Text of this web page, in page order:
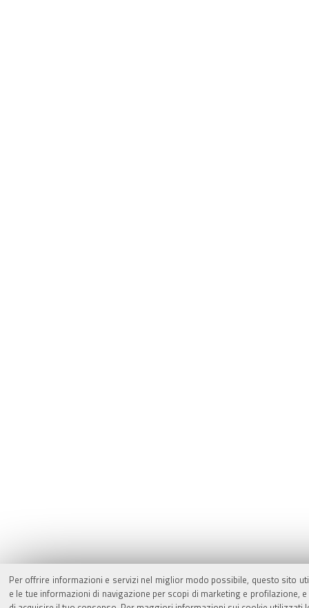
Per offrire informazioni e servizi nel miglior modo possibile, questo sito
e le tue informazioni di navigazione per scopi di marketing e